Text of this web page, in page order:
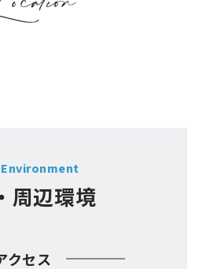
Environment
周辺環境
クセス